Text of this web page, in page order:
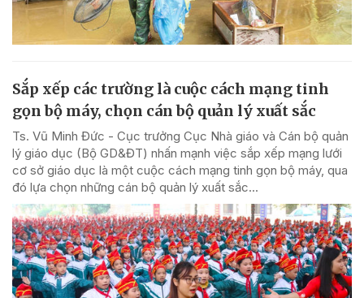
Sắp xếp các trường là cuộc cách mạng tinh
gọn bộ máy, chọn cán bộ quản lý xuất sắc
Ts. Vũ Minh Đức - Cục trưởng Cục Nhà giáo và Cán bộ quản
lý giáo dục (Bộ GD&ĐT) nhấn mạnh việc sắp xếp mạng lưới
cơ sở giáo dục là một cuộc cách mạng tinh gọn bộ máy, qua
đó lựa chọn những cán bộ quản lý xuất sắc...